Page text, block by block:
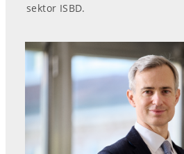
sektor ISBD.